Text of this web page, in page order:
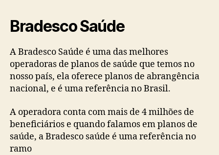
Bradesco Saúde
A Bradesco Saúde é uma das melhores
operadoras de planos de saúde que temos no
nosso país, ela oferece planos de abrangência
nacional, e é uma referência no Brasil.
A operadora conta com mais de 4 milhões de
beneficiários e quando falamos em planos de
saúde, a Bradesco saúde é uma referência no
ramo